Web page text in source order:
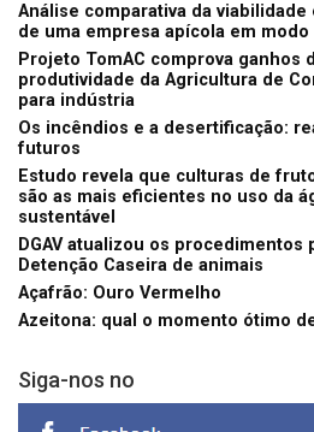
Análise comparativa da
de uma empresa apícola em
Projeto TomAC comprova ganhos
produtividade da Agricultura de
para indústria
Os incêndios e a desertificação:
futuros
Estudo revela que culturas de
são as mais eficientes no uso da
sustentável
DGAV atualizou os procedimentos
Detenção Caseira de animais
Açafrão: Ouro Vermelho
Azeitona: qual o momento ótimo
Siga-nos no